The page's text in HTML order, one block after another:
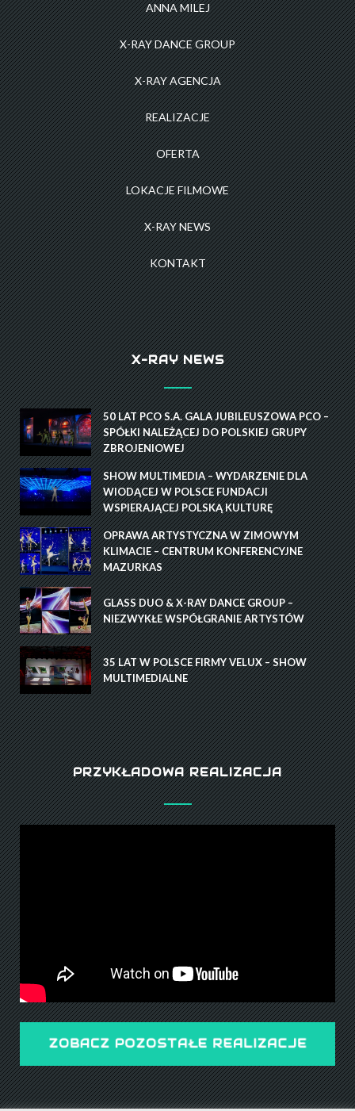
ANNA MILEJ
X-RAY DANCE GROUP
X-RAY AGENCJA
REALIZACJE
OFERTA
LOKACJE FILMOWE
X-RAY NEWS
KONTAKT
X-RAY NEWS
50 LAT PCO S.A. GALA JUBILEUSZOWA PCO –
SPÓŁKI NALEŻĄCEJ DO POLSKIEJ GRUPY
ZBROJENIOWEJ
SHOW MULTIMEDIA – WYDARZENIE DLA
WIODĄCEJ W POLSCE FUNDACJI
WSPIERAJĄCEJ POLSKĄ KULTURĘ
OPRAWA ARTYSTYCZNA W ZIMOWYM
KLIMACIE – CENTRUM KONFERENCYJNE
MAZURKAS
GLASS DUO & X-RAY DANCE GROUP –
NIEZWYKŁE WSPÓŁGRANIE ARTYSTÓW
35 LAT W POLSCE FIRMY VELUX – SHOW
MULTIMEDIALNE
PRZYKŁADOWA REALIZACJA
ZOBACZ POZOSTAŁE REALIZACJE